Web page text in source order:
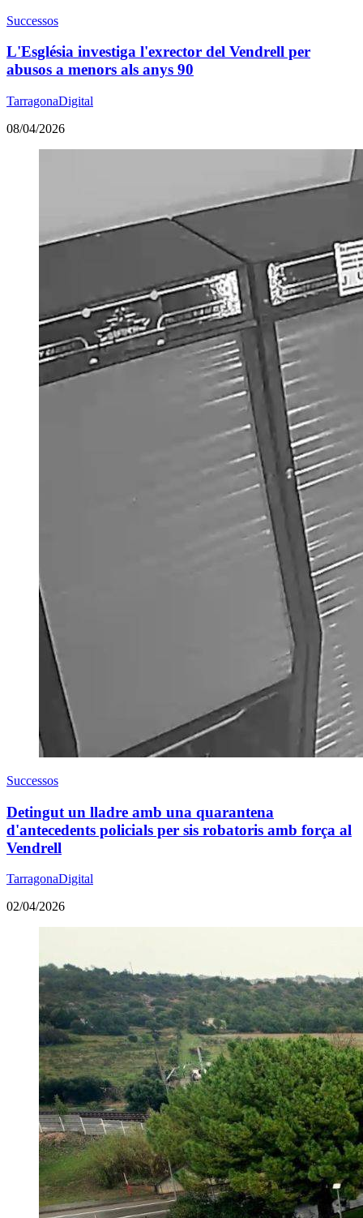
Successos
L'Església investiga l'exrector del Vendrell per
abusos a menors als anys 90
TarragonaDigital
08/04/2026
Successos
Detingut un lladre amb una quarantena
d'antecedents policials per sis robatoris amb força al
Vendrell
TarragonaDigital
02/04/2026